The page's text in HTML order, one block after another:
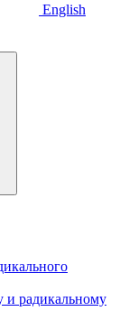
English
и радикальному